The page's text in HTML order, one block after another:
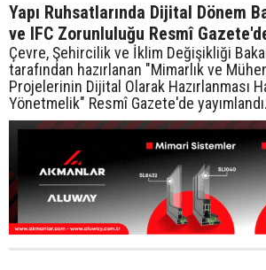
Yapı Ruhsatlarında Dijital Dönem
ve IFC Zorunluluğu Resmî
Çevre, Şehircilik ve İklim Değişikliği
tarafından hazırlanan "Mimarlık ve
Projelerinin Dijital Olarak Hazırlanması
Yönetmelik" Resmî Gazete'de yayımlandı.